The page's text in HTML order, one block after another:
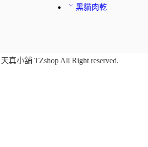
黑貓肉乾
真小舖 TZshop All Right reserved.